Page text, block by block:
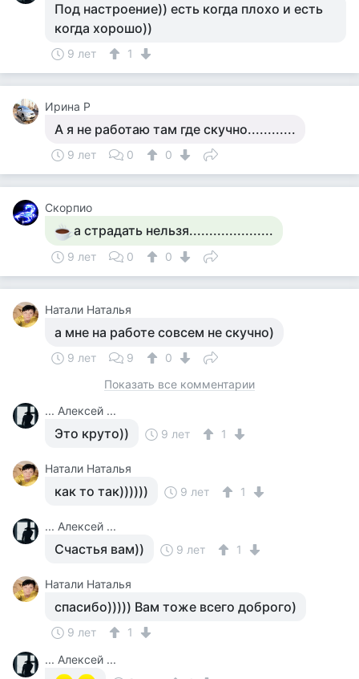
Под настроение)) есть когда плохо и есть
когда хорошо))
9 лет 1
Ирина Р
А я не работаю там где скучно............
9 лет 0 0
Скорпио
а страдать нельзя.....................
9 лет 0 0
Натали Наталья
а мне на работе совсем не скучно)
9 лет 9
0
Показать все комментарии
... Алексей ...
Это круто)) 9 лет 1
Натали Наталья
как то так)))))) 9 лет 1
... Алексей ...
Счастья вам)) 9 лет 1
Натали Наталья
спасибо))))) Вам тоже всего доброго)
9 лет
1
... Алексей ...